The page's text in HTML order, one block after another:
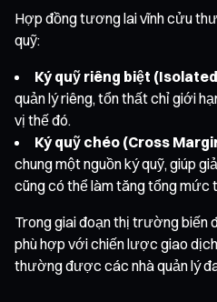
Hợp đồng tương lai vĩnh cửu
quỹ:
Ký quỹ riêng biệt
quản lý riêng, tổn thất chỉ giới
vị thế đó.
Ký quỹ chéo (Cross
chung một nguồn ký quỹ, giúp
cũng có thể làm tăng tổng mức
Trong giai đoạn thị trường biến
phù hợp với chiến lược giao
thường được các nhà quản lý